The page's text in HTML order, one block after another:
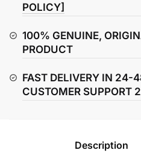
POLICY]
100% GENUINE,
PRODUCT
FAST DELIVERY IN 24-
CUSTOMER SUPPORT
Description